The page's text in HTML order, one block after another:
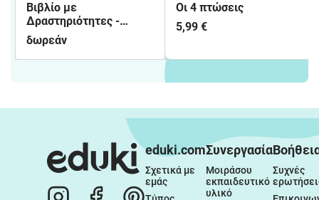
Βιβλίο με
Δραστηριότητες -
Μειώνουμε τα
απορρίμματα
δωρεάν
Οι 4 πτώσεις
5,99 €
eduki.com
Σχετικά με
εμάς
Συνεργασία
Μοιράσου
εκπαιδευτικό
υλικό
Συχνές